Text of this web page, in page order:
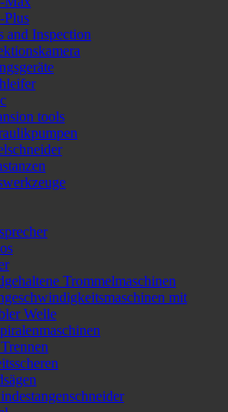
Plus
and Inspection
tools
Trommelmaschinen
mit
Welle